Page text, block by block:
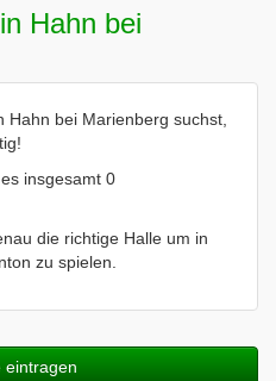
Hahn bei
bei Marienberg suchst,
insgesamt 0
die richtige Halle um in
zu spielen.
eintragen